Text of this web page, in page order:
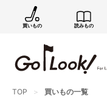
買いもの 読みもの
TOP 買いもの一覧